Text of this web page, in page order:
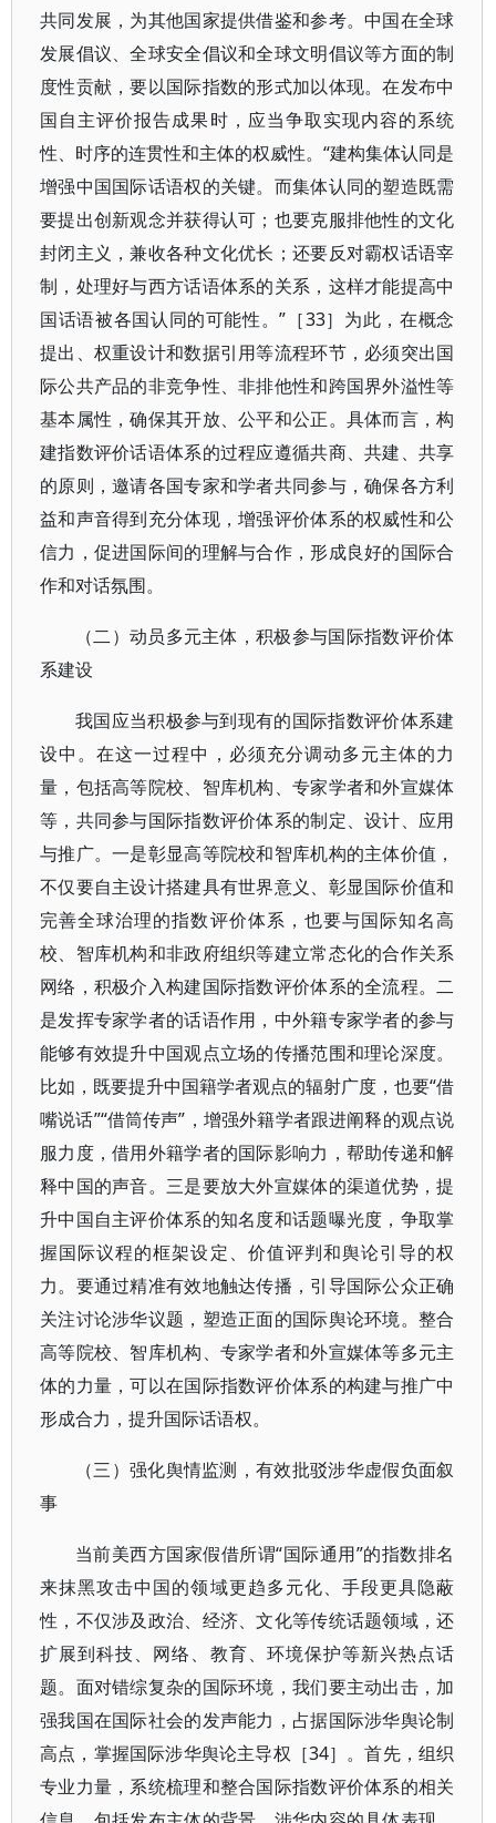
共同发展，为其他国家提供借鉴和参考。中国在全球
发展倡议、全球安全倡议和全球文明倡议等方面的制
度性贡献，要以国际指数的形式加以体现。在发布中
国自主评价报告成果时，应当争取实现内容的系统
性、时序的连贯性和主体的权威性。“建构集体认同是
增强中国国际话语权的关键。而集体认同的塑造既需
要提出创新观念并获得认可；也要克服排他性的文化
封闭主义，兼收各种文化优长；还要反对霸权话语宰
制，处理好与西方话语体系的关系，这样才能提高中
国话语被各国认同的可能性。”［33］为此，在概念
提出、权重设计和数据引用等流程环节，必须突出国
际公共产品的非竞争性、非排他性和跨国界外溢性等
基本属性，确保其开放、公平和公正。具体而言，构
建指数评价话语体系的过程应遵循共商、共建、共享
的原则，邀请各国专家和学者共同参与，确保各方利
益和声音得到充分体现，增强评价体系的权威性和公
信力，促进国际间的理解与合作，形成良好的国际合
作和对话氛围。
（二）动员多元主体，积极参与国际指数评价体
系建设
我国应当积极参与到现有的国际指数评价体系建
设中。在这一过程中，必须充分调动多元主体的力
量，包括高等院校、智库机构、专家学者和外宣媒体
等，共同参与国际指数评价体系的制定、设计、应用
与推广。一是彰显高等院校和智库机构的主体价值，
不仅要自主设计搭建具有世界意义、彰显国际价值和
完善全球治理的指数评价体系，也要与国际知名高
校、智库机构和非政府组织等建立常态化的合作关系
网络，积极介入构建国际指数评价体系的全流程。二
是发挥专家学者的话语作用，中外籍专家学者的参与
能够有效提升中国观点立场的传播范围和理论深度。
比如，既要提升中国籍学者观点的辐射广度，也要“借
嘴说话”“借筒传声”，增强外籍学者跟进阐释的观点说
服力度，借用外籍学者的国际影响力，帮助传递和解
释中国的声音。三是要放大外宣媒体的渠道优势，提
升中国自主评价体系的知名度和话题曝光度，争取掌
握国际议程的框架设定、价值评判和舆论引导的权
力。要通过精准有效地触达传播，引导国际公众正确
关注讨论涉华议题，塑造正面的国际舆论环境。整合
高等院校、智库机构、专家学者和外宣媒体等多元主
体的力量，可以在国际指数评价体系的构建与推广中
形成合力，提升国际话语权。
（三）强化舆情监测，有效批驳涉华虚假负面叙
事
当前美西方国家假借所谓“国际通用”的指数排名
来抹黑攻击中国的领域更趋多元化、手段更具隐蔽
性，不仅涉及政治、经济、文化等传统话题领域，还
扩展到科技、网络、教育、环境保护等新兴热点话
题。面对错综复杂的国际环境，我们要主动出击，加
强我国在国际社会的发声能力，占据国际涉华舆论制
高点，掌握国际涉华舆论主导权［34］。首先，组织
专业力量，系统梳理和整合国际指数评价体系的相关